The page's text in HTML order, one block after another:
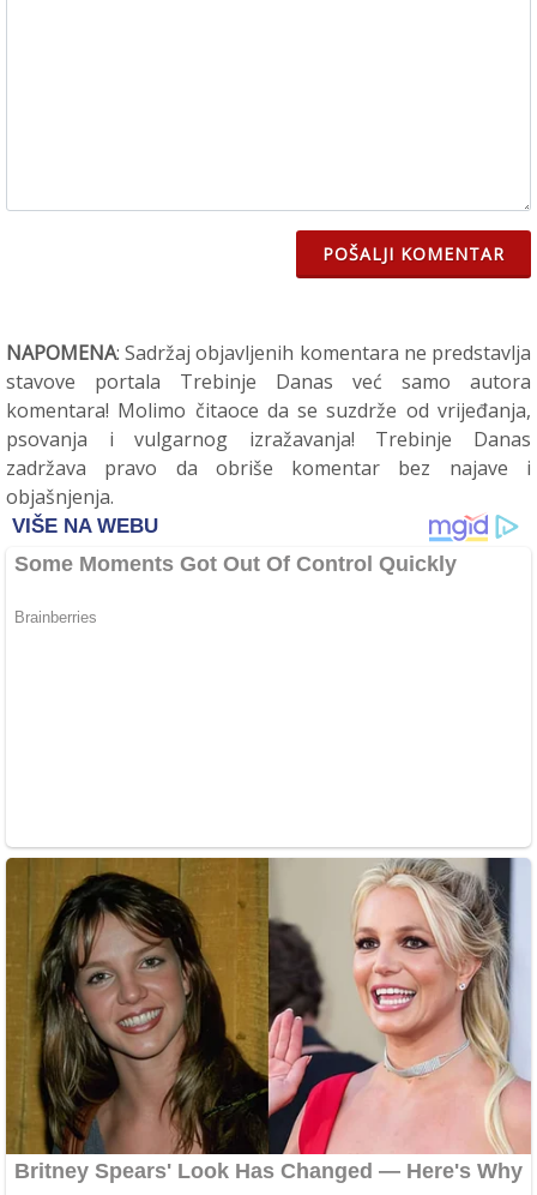
POŠALJI KOMENTAR
NAPOMENA: Sadržaj objavljenih komentara ne predstavlja
stavove portala Trebinje Danas već samo autora
komentara! Molimo čitaoce da se suzdrže od vrijeđanja,
psovanja i vulgarnog izražavanja! Trebinje Danas
zadržava pravo da obriše komentar bez najave i
objašnjenja.